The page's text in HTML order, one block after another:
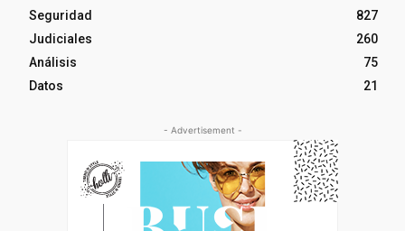
Seguridad
827
Judiciales
260
Análisis
75
Datos
21
- Advertisement -